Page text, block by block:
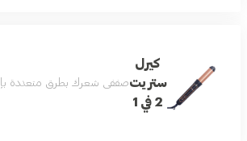
كيرل
ستريت
2 في 1
صففي شعرك بطرق متعددة بإستخدام جهاز وايا كيرل ستريت ٢ في ١ يمنحك شعر انسيابي ولامع خلال دقائق